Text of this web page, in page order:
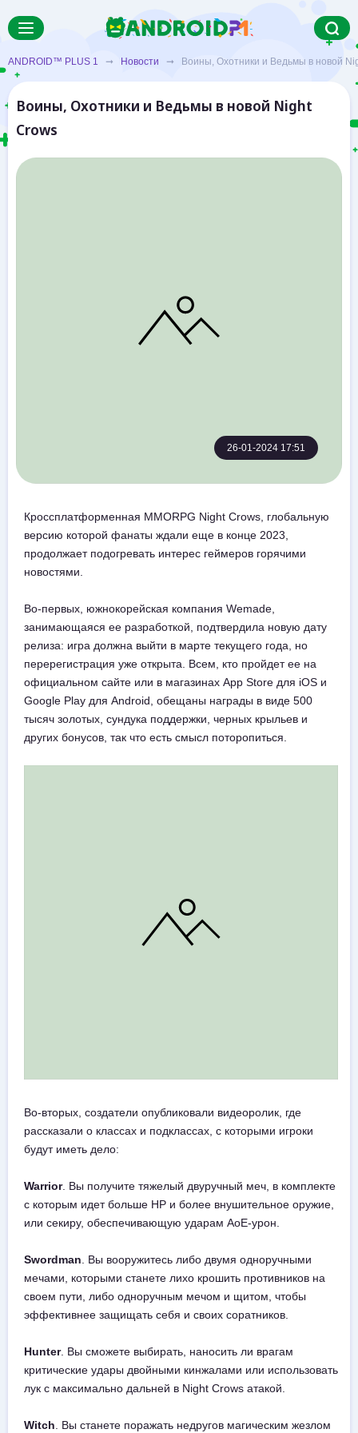
ANDROID™ PLUS 1 ➞ Новости ➞ Воины, Охотники и Ведьмы в новой
Воины, Охотники и Ведьмы в новой Night
Crows
26-01-2024 17:51
Кроссплатформенная MMORPG Night Crows, глобальную
версию которой фанаты ждали еще в конце 2023,
продолжает подогревать интерес геймеров горячими
новостями.
Во-первых, южнокорейская компания Wemade,
занимающаяся ее разработкой, подтвердила новую дату
релиза: игра должна выйти в марте текущего года, но
перерегистрация уже открыта. Всем, кто пройдет ее на
официальном сайте или в магазинах App Store для iOS и
Google Play для Android, обещаны награды в виде 500
тысяч золотых, сундука поддержки, черных крыльев и
других бонусов, так что есть смысл поторопиться.
Во-вторых, создатели опубликовали видеоролик, где
рассказали о классах и подклассах, с которыми игроки
будут иметь дело:
Warrior. Вы получите тяжелый двуручный меч, в комплекте
с которым идет больше HP и более внушительное оружие,
или секиру, обеспечивающую ударам AoE-урон.
Swordman . Вы вооружитесь либо двумя одноручными
мечами, которыми станете лихо крошить противников на
своем пути, либо одноручным мечом и щитом, чтобы
эффективнее защищать себя и своих соратников.
Hunter. Вы сможете выбирать, наносить ли врагам
критические удары двойными кинжалами или использовать
лук с максимально дальней в Night Crows атакой.
Witch . Вы станете поражать недругов магическим жезлом